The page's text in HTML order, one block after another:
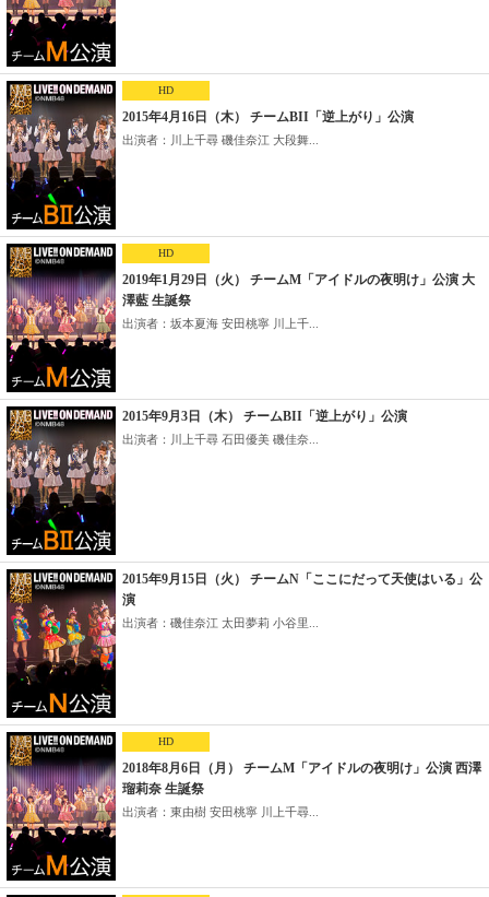
HD
2015年4月16日（木） チームBII「逆上がり」公演
出演者：川上千尋 磯佳奈江 大段舞...
HD
2019年1月29日（火） チームM「アイドルの夜明け」公演 大
澤藍 生誕祭
出演者：坂本夏海 安田桃寧 川上千...
2015年9月3日（木） チームBII「逆上がり」公演
出演者：川上千尋 石田優美 磯佳奈...
2015年9月15日（火） チームN「ここにだって天使はいる」公
演
出演者：磯佳奈江 太田夢莉 小谷里...
HD
2018年8月6日（月） チームM「アイドルの夜明け」公演 西澤
瑠莉奈 生誕祭
出演者：東由樹 安田桃寧 川上千尋...